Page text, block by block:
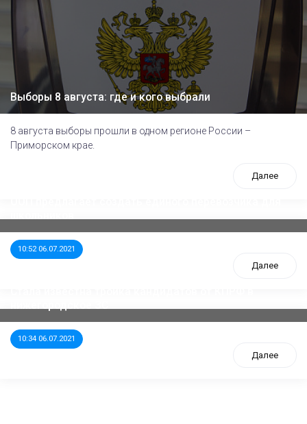
Выборы 8 августа: где и кого выбрали
8 августа выборы прошли в одном регионе России –
Приморском крае.
Далее
10:52 06.07.2021
Далее
10:34 06.07.2021
Далее